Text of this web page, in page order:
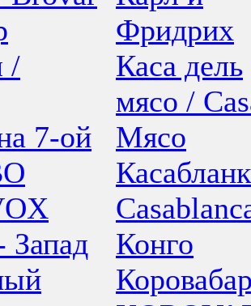
/
7-ой
Запад
Фридрих
Каса дель
мясо /
Мясо
Конго